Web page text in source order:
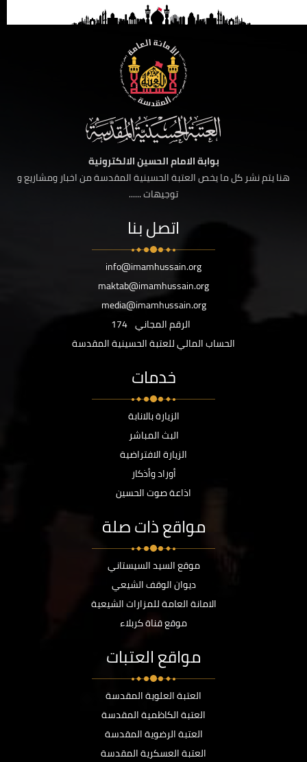
بوابة الامام الحسين الالكترونية
هنا يتم نشر كل ما يخص العتبة الحسينية المقدسة من اخبار ومشاريع و
توجيهات ......
اتصل بنا
info@imamhussain.org
maktab@imamhussain.org
media@imamhussain.org
الرقم المجاني 174
الحساب المالي للعتبة الحسينية المقدسة
خدمات
الزيارة بالانابة
البث المباشر
الزيارة الافتراضية
أوراد وأذكار
اذاعة صوت الحسين
مواقع ذات صلة
موقع السيد السيستاني
ديوان الوقف الشيعي
الامانة العامة للمزارات الشيعية
موقع قناة كربلاء
مواقع العتبات
العتبة العلوية المقدسة
العتبة الكاظمية المقدسة
العتبة الرضوية المقدسة
العتبة العسكرية المقدسة